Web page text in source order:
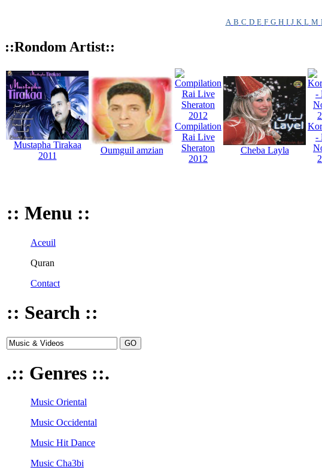
A B C D E F G H I J K L M
::Rondom Artist::
Mustapha Tirakaa
2011
Oumguil amzian
Compilation
Rai Live
Sheraton
2012
Cheba Layla
-
:: Menu ::
Aceuil
Quran
Contact
:: Search ::
.:: Genres ::.
Music Oriental
Music Occidental
Music Hit Dance
Music Cha3bi